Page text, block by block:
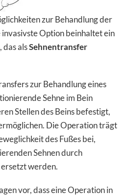
zur Behandlung der
Option beinhaltet ein
das alsSehnentransfer
zur Behandlung eines
Sehne im Bein
Stellen des Beins befestigt,
Die Operation trägt
des Fußes bei,
Sehnen durch
werden.
vor, dass eine Operation in